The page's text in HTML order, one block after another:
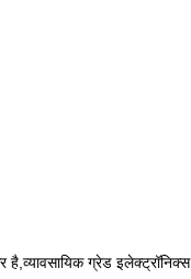
ग्रेड इलेक्ट्रॉनिक्स